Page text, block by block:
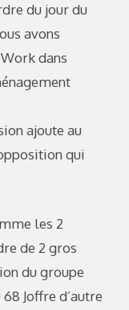
du jour du
avons
dans
ajoute au
qui
les 2
de 2 gros
du groupe
Joffre d’autre